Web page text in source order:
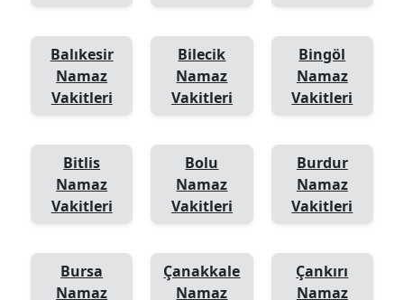
Balıkesir
Namaz
Vakitleri
Bilecik
Namaz
Vakitleri
Bingöl
Namaz
Vakitleri
Bitlis
Namaz
Vakitleri
Bolu
Namaz
Vakitleri
Burdur
Namaz
Vakitleri
Bursa
Namaz
Çanakkale
Namaz
Çankırı
Namaz